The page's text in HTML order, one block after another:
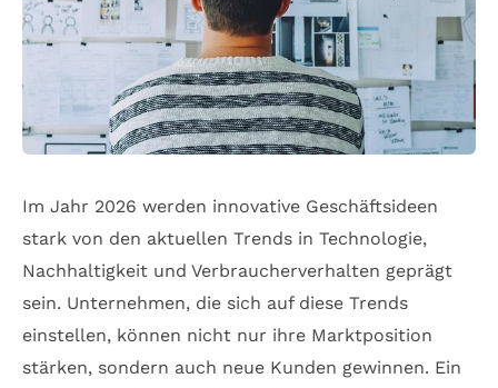
Im Jahr 2026 werden innovative Geschäftsideen
stark von den aktuellen Trends in Technologie,
Nachhaltigkeit und Verbraucherverhalten geprägt
sein. Unternehmen, die sich auf diese Trends
einstellen, können nicht nur ihre Marktposition
stärken, sondern auch neue Kunden gewinnen. Ein